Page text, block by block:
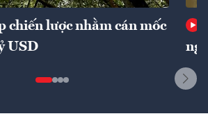
chiến lược nhằm cán mốc
USD